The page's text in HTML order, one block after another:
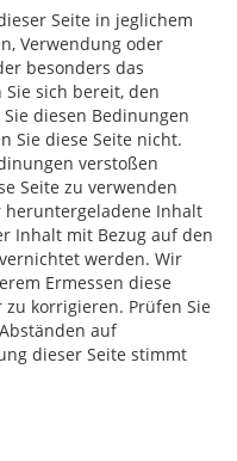
Seite in jeglichem
Verwendung oder
besonders das
sich bereit, den
diesen Bedinungen
Sie diese Seite nicht.
verstoßen
Seite zu verwenden
Inhalt
Inhalt mit Bezug auf den
werden. Wir
Ermessen diese
korrigieren. Prüfen Sie
auf
dieser Seite stimmt